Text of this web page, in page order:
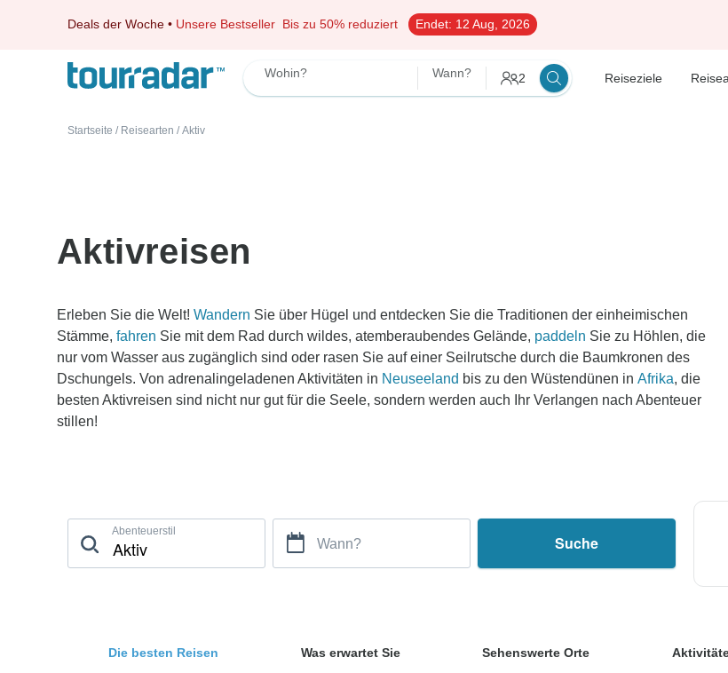
Deals der Woche • Unsere Bestseller Bis zu 50% reduziert Endet: 12 Aug, 2026
Wohin? Wann? 2 Reiseziele
Startseite / Reisearten / Aktiv
Aktivreisen
Erleben Sie die Welt! Wandern Sie über Hügel und entdecken Sie die Traditionen der einheimischen
Stämme, fahren Sie mit dem Rad durch wildes, atemberaubendes Gelände, paddeln Sie zu Höhlen, die
nur vom Wasser aus zugänglich sind oder rasen Sie auf einer Seilrutsche durch die Baumkronen des
Dschungels. Von adrenalingeladenen Aktivitäten in Neuseeland bis zu den Wüstendünen in Afrika, die
besten Aktivreisen sind nicht nur gut für die Seele, sondern werden auch Ihr Verlangen nach Abenteuer
stillen!
Abenteuerstil
Wann? Suche
Die besten Reisen Was erwartet Sie Sehenswerte Orte